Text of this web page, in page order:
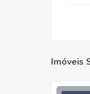
Imóveis